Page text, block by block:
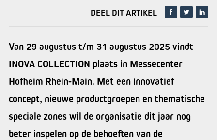
DEEL DIT ARTIKEL
Van 29 augustus t/m 31 augustus 2025 vindt
INOVA COLLECTION plaats in Messecenter
Hofheim Rhein-Main. Met een innovatief
concept, nieuwe productgroepen en thematische
speciale zones wil de organisatie dit jaar nog
beter inspelen op de behoeften van de